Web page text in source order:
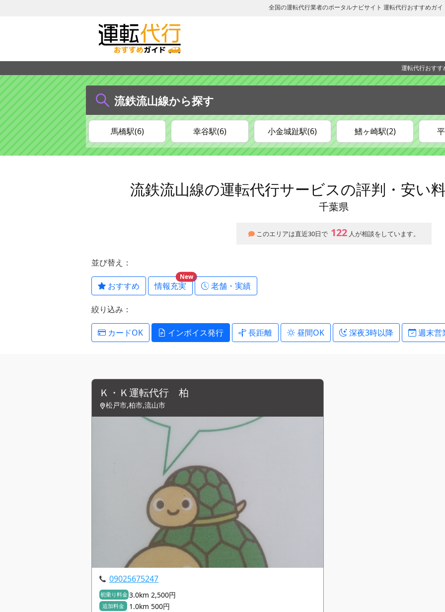
全国の運転代行業者のポータルナビサイト 運転代行おすすめガ
運転代行おすす
流鉄流山線から探す
馬橋駅(6) 幸谷駅(6) 小金城趾駅(6) 鰭ヶ崎駅(2)
流鉄流山線の運転代行サービスの評判・安い
千葉県
このエリアは直近30日で 122 人が相談をしています。
並び替え：
おすすめ 情報充実
New
老舗・実績
絞り込み：
カードOK インボイス発行 長距離 昼間OK 深夜3時以降 週末営
Ｋ・Ｋ運転代行 柏
松戸市,柏市,流山市
09025675247
初乗り料金 3.0km 2,500円
追加料金 1.0km 500円